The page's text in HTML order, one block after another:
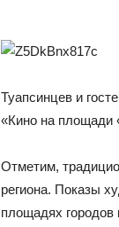
Туапсинцев и
«Кино на площади
Отметим,
региона. Показы
площадях городов